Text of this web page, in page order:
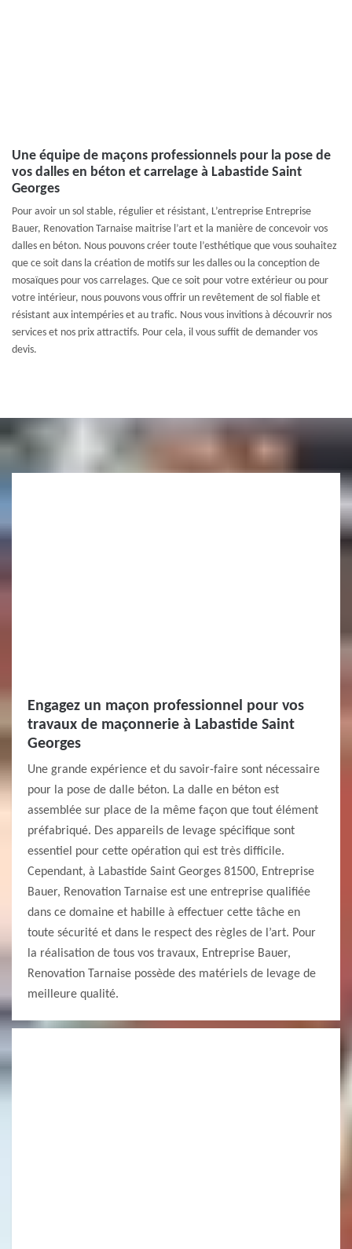
Une équipe de maçons professionnels pour la pose de
vos dalles en béton et carrelage à Labastide Saint
Georges
Pour avoir un sol stable, régulier et résistant, L’entreprise Entreprise
Bauer, Renovation Tarnaise maitrise l’art et la manière de concevoir vos
dalles en béton. Nous pouvons créer toute l’esthétique que vous souhaitez
que ce soit dans la création de motifs sur les dalles ou la conception de
mosaïques pour vos carrelages. Que ce soit pour votre extérieur ou pour
votre intérieur, nous pouvons vous offrir un revêtement de sol fiable et
résistant aux intempéries et au trafic. Nous vous invitions à découvrir nos
services et nos prix attractifs. Pour cela, il vous suffit de demander vos
devis.
Engagez un maçon professionnel pour vos
travaux de maçonnerie à Labastide Saint
Georges
Une grande expérience et du savoir-faire sont nécessaire
pour la pose de dalle béton. La dalle en béton est
assemblée sur place de la même façon que tout élément
préfabriqué. Des appareils de levage spécifique sont
essentiel pour cette opération qui est très difficile.
Cependant, à Labastide Saint Georges 81500, Entreprise
Bauer, Renovation Tarnaise est une entreprise qualifiée
dans ce domaine et habille à effectuer cette tâche en
toute sécurité et dans le respect des règles de l’art. Pour
la réalisation de tous vos travaux, Entreprise Bauer,
Renovation Tarnaise possède des matériels de levage de
meilleure qualité.